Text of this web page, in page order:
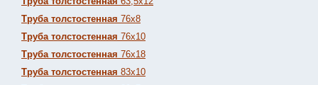
Труба толстостенная 76х8
Труба толстостенная 76х10
Труба толстостенная 76х18
Труба толстостенная 83х10